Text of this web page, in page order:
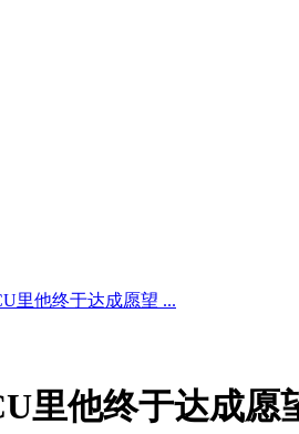
里他终于达成愿望 ...
里他终于达成愿